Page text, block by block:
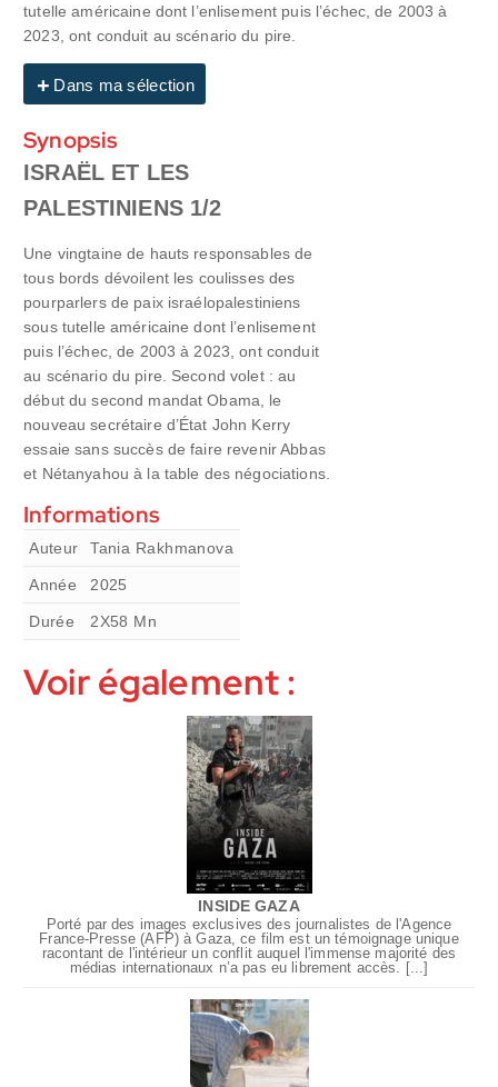
tutelle américaine dont l’enlisement puis l’échec, de 2003 à
2023, ont conduit au scénario du pire.
Dans ma sélection
Synopsis
ISRAËL ET LES
PALESTINIENS 1/2
Une vingtaine de hauts responsables de
tous bords dévoilent les coulisses des
pourparlers de paix israélopalestiniens
sous tutelle américaine dont l’enlisement
puis l’échec, de 2003 à 2023, ont conduit
au scénario du pire. Second volet : au
début du second mandat Obama, le
nouveau secrétaire d’État John Kerry
essaie sans succès de faire revenir Abbas
et Nétanyahou à la table des négociations.
Informations
Auteur Tania Rakhmanova
Année 2025
Durée 2X58 Mn
Voir également :
INSIDE GAZA
Porté par des images exclusives des journalistes de l'Agence
France-Presse (AFP) à Gaza, ce film est un témoignage unique
racontant de l'intérieur un conflit auquel l'immense majorité des
médias internationaux n’a pas eu librement accès. [...]